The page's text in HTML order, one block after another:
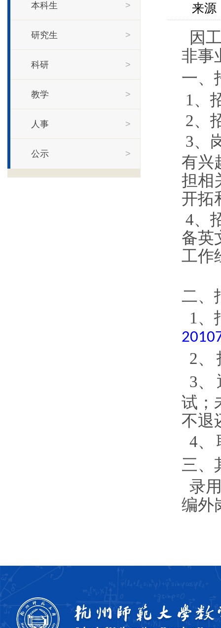
本科生 >
研究生 >
科研 >
教学 >
人事 >
公示 >
来
因
非事
一、
1、
2、
3、
有兴
担相
开拓
4、
备英
工作
二、
1、
2、
3、
试；
不退
4、
三、
录
编外